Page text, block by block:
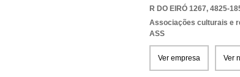
R DO EIRÓ 1267, 4825-
Associações culturais e
ASS
Ver empresa Ver